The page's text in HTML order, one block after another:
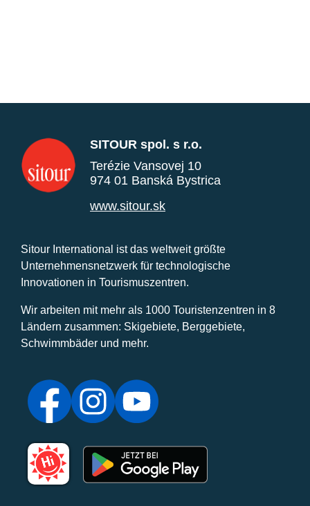
SITOUR spol. s r.o.
Terézie Vansovej 10
974 01 Banská Bystrica
www.sitour.sk
Sitour International ist das weltweit größte
Unternehmensnetzwerk für technologische
Innovationen in Tourismuszentren.
Wir arbeiten mit mehr als 1000 Touristenzentren in 8
Ländern zusammen: Skigebiete, Berggebiete,
Schwimmbäder und mehr.